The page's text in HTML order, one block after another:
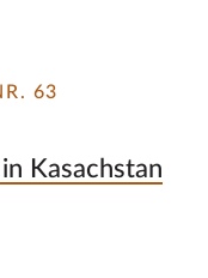
63
Kasachstan